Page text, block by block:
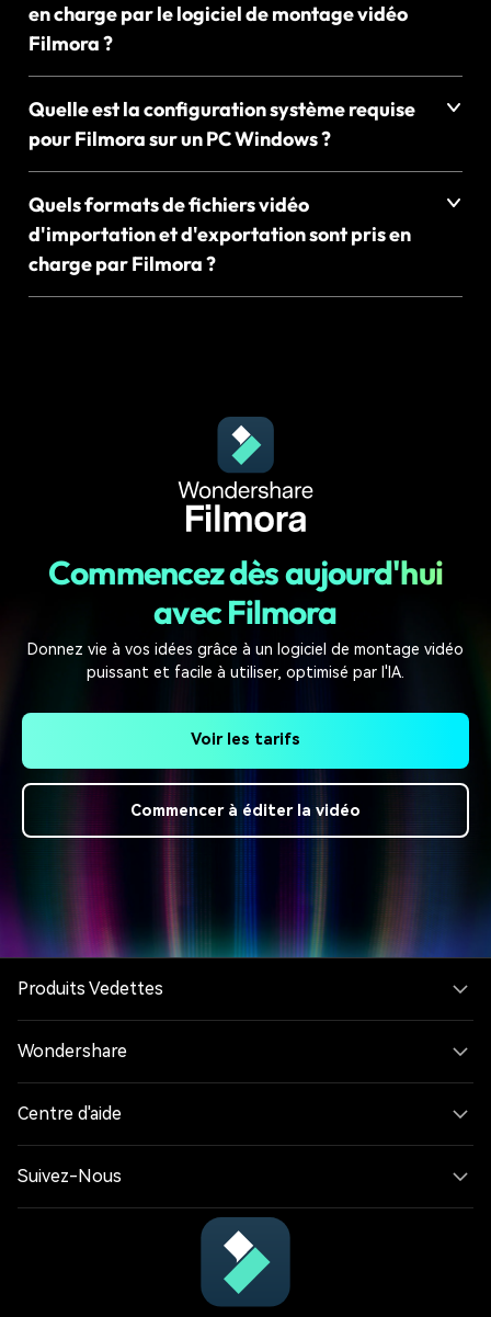
Musique et audio Image Rush
en charge par le logiciel de montage vidéo
Filmora ?
Quelle est la configuration système requise
pour Filmora sur un PC Windows ?
Quels formats de fichiers vidéo
d'importation et d'exportation sont pris en
charge par Filmora ?
Commencez dès aujourd'hui
avec Filmora
Donnez vie à vos idées grâce à un logiciel de montage vidéo
puissant et facile à utiliser, optimisé par l'IA.
Voir les tarifs
Commencer à éditer la vidéo
Produits Vedettes
Wondershare
Centre d'aide
Suivez-Nous